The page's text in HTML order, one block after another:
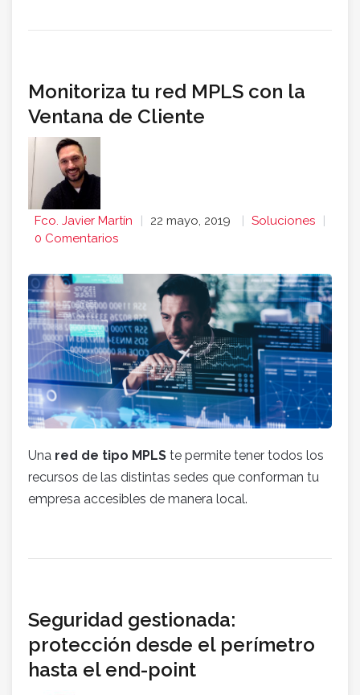
Monitoriza tu red MPLS con la
Ventana de Cliente
Fco. Javier Martín 22 mayo, 2019
Soluciones
0 Comentarios
Una red de tipo MPLS te permite tener todos los
recursos de las distintas sedes que conforman tu
empresa accesibles de manera local.
Seguridad gestionada:
protección desde el perímetro
hasta el end-point